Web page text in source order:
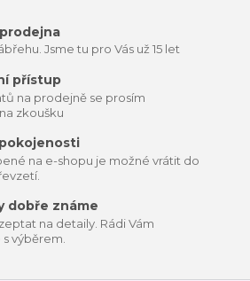
Jsme tu pro Vás už 15 let
přístup
na prodejně se prosím
zkoušku
na e-shopu je možné vrátit do
dobře známe
na detaily. Rádi Vám
výběrem.